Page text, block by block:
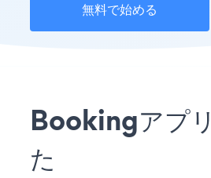
無料で始める
Bookingアプ
た